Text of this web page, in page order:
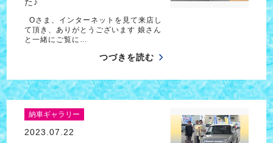
た♪
Oさま、インターネットを見て来店し
て頂き、ありがとうございます 娘さん
と一緒にご覧に…
つづきを読む
納車ギャラリー
2023.07.22